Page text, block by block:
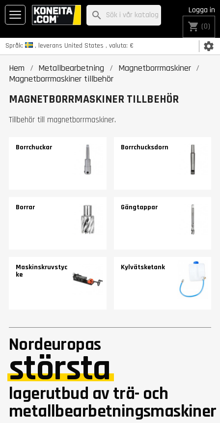
Språk: , leverans United States , valuta: € settings
Logga in
shopping_cart (0)
search
Hem Metallbearbetning
Magnetborrmaskiner
Magnetborrmaskiner tillbehör
MAGNETBORRMASKINER TILLBEHÖR
Tillbehör till magnetborrmaskiner.
Borrchuckar Borrchucksdorn
Borrar Gängtappar
Maskinskruvstyc
ke
Kylvätsketank
Nordeuropas
största
lagerutbud av trä- och
metallbearbetningsmaskiner